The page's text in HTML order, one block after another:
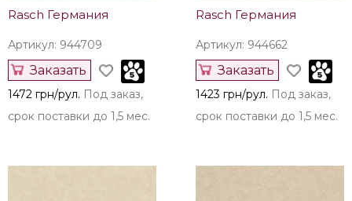
Rasch Германия
Артикул: 944709
Заказать
1472 грн/рул. Под заказ,
срок поставки до 1,5 мес.
Rasch Германия
Артикул: 944662
Заказать
1423 грн/рул. Под заказ,
срок поставки до 1,5 мес.